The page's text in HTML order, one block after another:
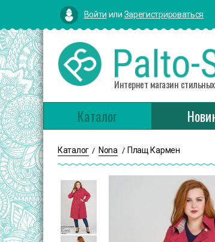
Войти или Зарегистрироваться
Интернет магазин
Каталог
Каталог / Nona / Плащ Кармен